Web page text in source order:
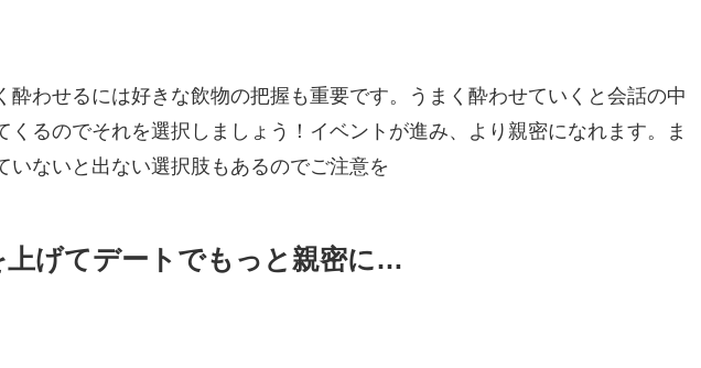
酔わせるには好きな飲物の把握も重要です。うまく酔わせていくと会話の中
くるのでそれを選択しましょう！イベントが進み、より親密になれます。ま
いないと出ない選択肢もあるのでご注意を
げてデートでもっと親密に…